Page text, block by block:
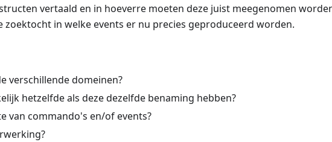
vertaald en in hoeverre moeten deze juist meegenomen
zoektocht in welke events er nu precies geproduceerd worden.
verschillende domeinen?
hetzelfde als deze dezelfde benaming hebben?
van commando's en/of events?